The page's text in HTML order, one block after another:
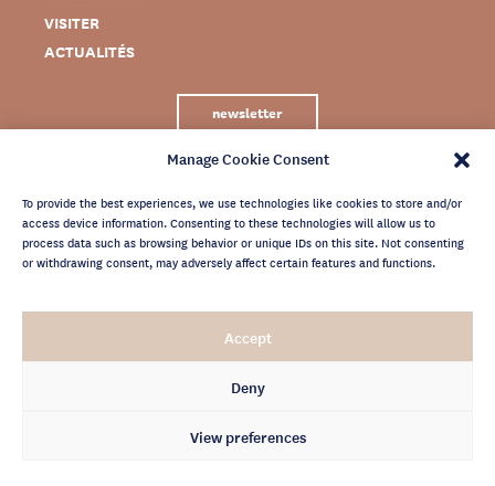
Manage Cookie Consent
To provide the best experiences, we use technologies like cookies to store and/or
access device information. Consenting to these technologies will allow us to
process data such as browsing behavior or unique IDs on this site. Not consenting
or withdrawing consent, may adversely affect certain features and functions.
Accept
Deny
View preferences
VISITER
ACTUALITÉS
newsletter
MENTIONS LÉGALES
CRÉDITS
POLITIQUE DE CONFIDENTIALITÉ
ARCHIVES NEWSLETTER